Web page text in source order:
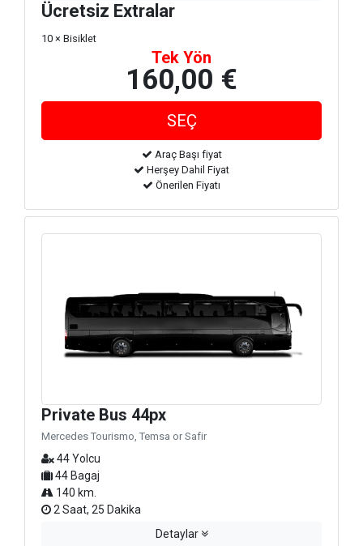
Ücretsiz Extralar
10 × Bisiklet
Tek Yön
160,00 €
Araç Başı fiyat
Herşey Dahil Fiyat
Önerilen Fiyatı
Private Bus 44px
Mercedes Tourismo, Temsa or Safir
44 Yolcu
44 Bagaj
140 km.
2 Saat, 25 Dakika
Detaylar